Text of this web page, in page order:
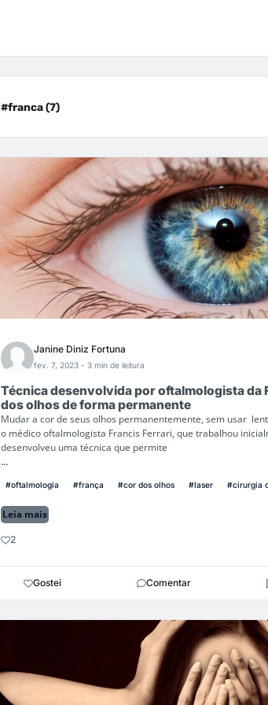
#franca (7)
Janine Diniz Fortuna
fev. 7, 2023 - 3 min de leitura
Técnica desenvolvida por oftalmologista da
dos olhos de forma permanente
Mudar a cor de seus olhos permanentemente, sem usar
o médico oftalmologista Francis Ferrari, que trabalhou
desenvolveu uma técnica que permite
...
#oftalmologia #frança #cor dos olhos #laser #cirurgia
Leia mais
2
Gostei Comentar